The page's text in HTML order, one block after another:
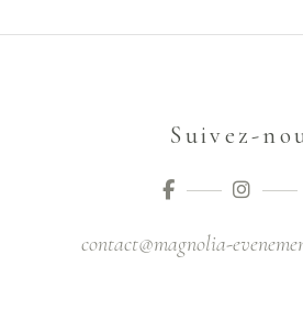
Suivez-
contact@magnolia-